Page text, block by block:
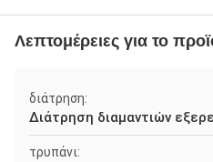
Λεπτομέρειες για το
διάτρηση:
Διάτρηση διαμαντιών
τρυπάνι: